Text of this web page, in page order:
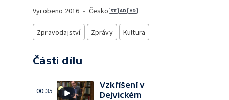
Vyrobeno 2016 • Česko
Zpravodajství Zprávy Kultura
Části dílu
00:35
Vzkříšení v
Dejvickém